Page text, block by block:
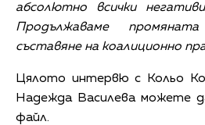
абсолютно всички
Продължаваме
съставяне на коалиционно
Цялото интервю с Кольо
Надежда Василева можете
файл.